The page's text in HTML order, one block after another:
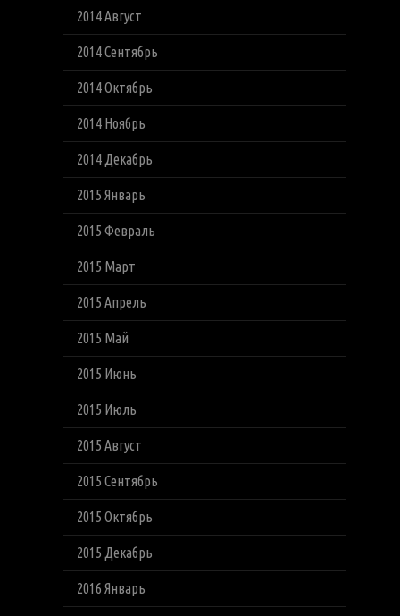
2014 Август
2014 Сентябрь
2014 Октябрь
2014 Ноябрь
2014 Декабрь
2015 Январь
2015 Февраль
2015 Март
2015 Апрель
2015 Май
2015 Июнь
2015 Июль
2015 Август
2015 Сентябрь
2015 Октябрь
2015 Декабрь
2016 Январь